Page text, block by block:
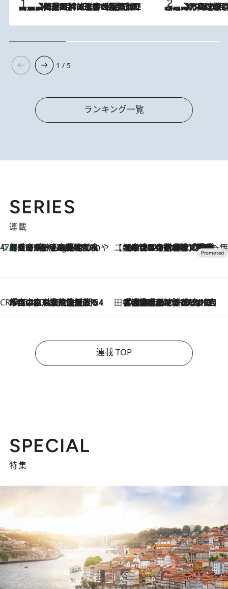
2026.8.8
「最後に見られてよかった」上野動物園の東園パンダ舎が解体前に特別公開。8月16日まで延長されたパネル展と共に辿る“半世紀”のパンダ飼育《解体工事の図面あり》 2026.8.7
「湘南乃風に憧れて」観客大盛上がりの“タオル回し”に、ラッパー顔負けの高速歌唱まで…さだまさし（74）のアグレッシブすぎる現在地
1 / 5
ランキング一覧
SERIES
連載
47都道府県の手みやげ ひんやりスイーツで夏を満喫
11 Hours Ago
【兵庫県】この夏絶対食べたい 冷やしておいしいおやつ3選 淡路島の恵みをジェラートに集約 【CREA×星野リゾート】唯一無二。癒しと発見が待つ場所へ
2026.8.7
【トンボの足水浴】ヒノキの香りに包まれて涼感マックス！約13℃の湧水かけ流しを避暑地「星野温泉 トンボの湯」で体験
CREA'S CHOICE
2026.8.7
「立川にも歌舞伎があるんだよ」 片岡仁左衛門・市川中車ら豪華座組みで4年目の立川立飛歌舞伎へ 田中稲の勝手に再ブーム
2026.8.7
「湘南乃風に憧れて」観客大盛上がりの“タオル回し”に、ラッパー顔負けの高速歌唱まで…さだまさし（74）のアグレッシブすぎる現在地
連載 TOP
SPECIAL
特集